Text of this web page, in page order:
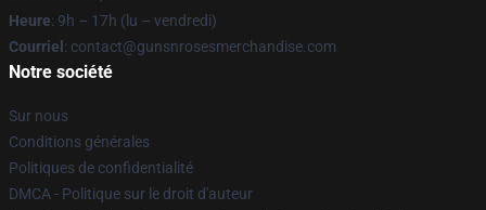
Heure: 9h – 17h (lu – vendredi)
Courriel : contact@gunsnrosesmerchandise.com
Notre société
Sur nous
Conditions générales
Politiques de confidentialité
DMCA - Politique sur le droit d'auteur